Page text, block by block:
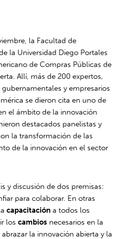
la Facultad de
la Universidad Diego Portales
de Compras Públicas de
Allí, más de 200 expertos,
y empresarios
se dieron cita en uno de
el ámbito de la innovación
destacados panelistas y
la transformación de las
de la innovación en el sector
y discusión de dos premisas:
para colaborar. En otras
capacitación a todos los
loscambios necesarios en la
la innovación abierta y la